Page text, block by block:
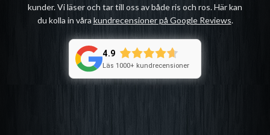
kunder. Vi läser och tar till oss av både ris och ros. Här kan
du kolla in våra kundrecensioner på Google Reviews.
4.9
Läs 1000+ kundrecensioner